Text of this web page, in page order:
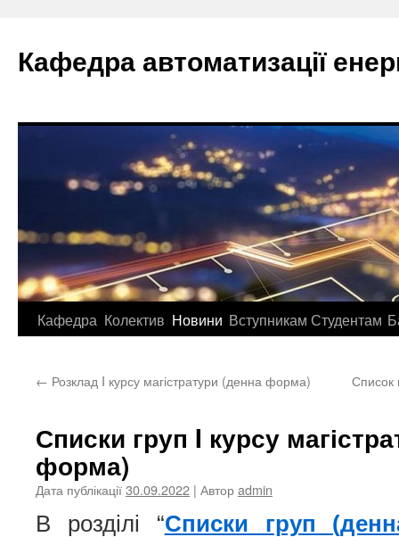
вмісту
Кафедра автоматизації
Кафедра Колектив Новини Вступникам Студентам
← Розклад I курсу магістратури (денна форма) Список
Списки груп I курсу
форма)
Дата публікації30.09.2022 | Авторadmin
В розділі “Списки груп